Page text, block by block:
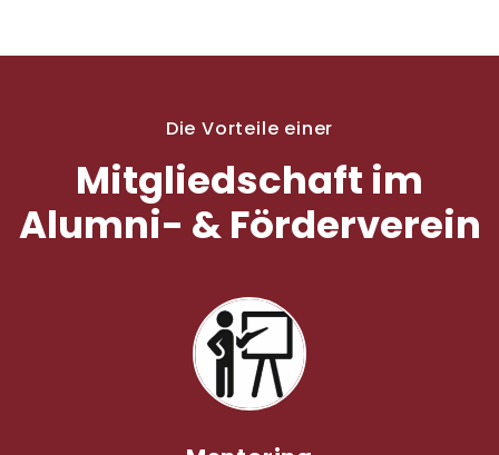
Mitgliedschaft im
Alumni- & Förderverein
Die Vorteile einer